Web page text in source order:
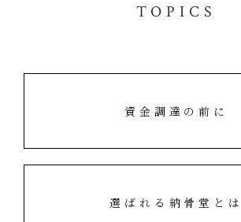
TOPICS
資金調達の前に
選ばれる納骨堂とは